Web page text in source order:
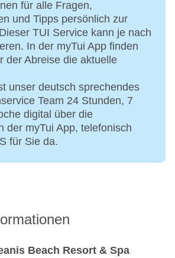
für alle Fragen,
und Tipps persönlich zur
TUI Service kann je nach
In der myTui App finden
der Abreise die aktuelle
unser deutsch sprechendes
Team 24 Stunden, 7
digital über die
der myTui App, telefonisch
für Sie da.
Beach Resort & Spa